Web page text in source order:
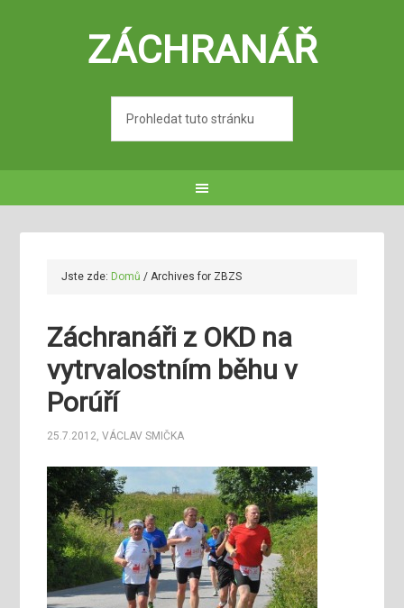
ZÁCHRANÁŘ
Jste zde: Domů / Archives for ZBZS
Záchranáři z OKD na
vytrvalostním běhu v
Porúří
25.7.2012,VÁCLAV SMIČKA